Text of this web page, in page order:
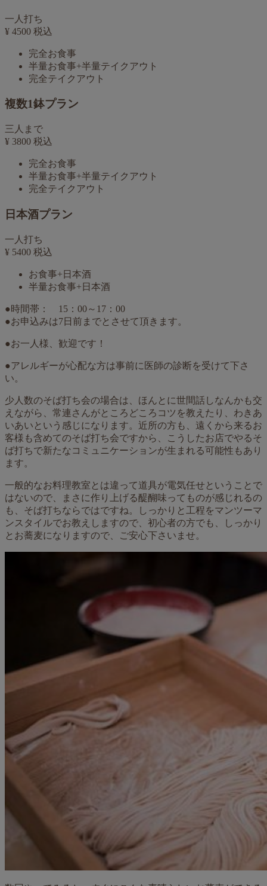
一人打ち
¥ 4500 税込
完全お食事
半量お食事+半量テイクアウト
完全テイクアウト
複数1鉢プラン
三人まで
¥ 3800 税込
完全お食事
半量お食事+半量テイクアウト
完全テイクアウト
日本酒プラン
一人打ち
¥ 5400 税込
お食事+日本酒
半量お食事+日本酒
●時間帯： 15：00～17：00
●お申込みは7日前までとさせて頂きます。
●お一人様、歓迎です！
●アレルギーが心配な方は事前に医師の診断を受けて下さ
い。
少人数のそば打ち会の場合は、ほんとに世間話しなんかも交
えながら、常連さんがところどころコツを教えたり、わきあ
いあいという感じになります。近所の方も、遠くから来るお
客様も含めてのそば打ち会ですから、こうしたお店でやるそ
ば打ちで新たなコミュニケーションが生まれる可能性もあり
ます。
一般的なお料理教室とは違って道具が電気任せということで
はないので、まさに作り上げる醍醐味ってものが感じれるの
も、そば打ちならではですね。しっかりと工程をマンツーマ
ンスタイルでお教えしますので、初心者の方でも、しっかり
とお蕎麦になりますので、ご安心下さいませ。